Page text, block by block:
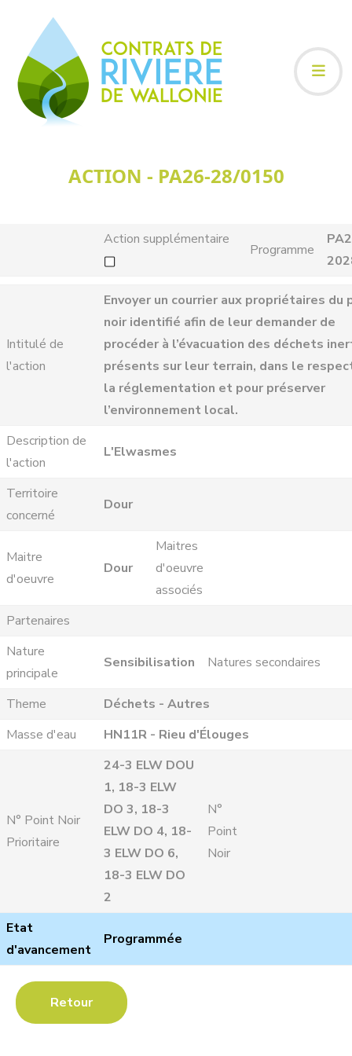
ACTION - PA26-28/0150
Action supplémentaire
Programme
Intitulé de
l'action
Envoyer un courrier aux propriétaires du
noir identifié afin de leur demander de
procéder à l’évacuation des déchets
présents sur leur terrain, dans le
la réglementation et pour préserver
l’environnement local.
Description de
l'action
L'Elwasmes
Territoire
concerné
Dour
Maitre
d'oeuvre
Dour
Maitres
d'oeuvre
associés
Partenaires
Nature
principale
Sensibilisation Natures secondaires
Theme
Déchets - Autres
Masse d'eau
HN11R - Rieu d'Élouges
N° Point Noir
Prioritaire
24-3 ELW DOU
1, 18-3 ELW
DO 3, 18-3
ELW DO 4, 18-
3 ELW DO 6,
18-3 ELW DO
2
N°
Point
Noir
Etat
d'avancement
Programmée
Retour